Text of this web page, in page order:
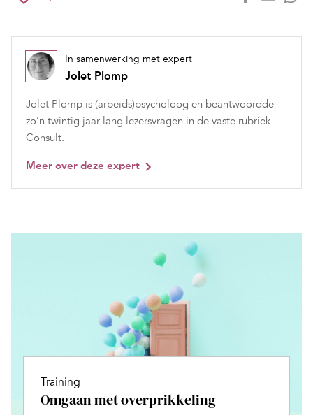
In samenwerking met expert
Jolet Plomp
Jolet Plomp is (arbeids)psycholoog en beantwoordde
zo’n twintig jaar lang lezersvragen in de vaste rubriek
Consult.
Meer over deze expert
Training
Omgaan met overprikkeling